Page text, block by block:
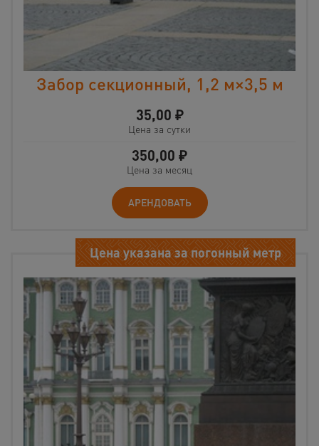
Забор секционный, 1,2 м×3,5 м
35,00 ₽
Цена за сутки
350,00 ₽
Цена за месяц
АРЕНДОВАТЬ
Цена указана за погонный метр